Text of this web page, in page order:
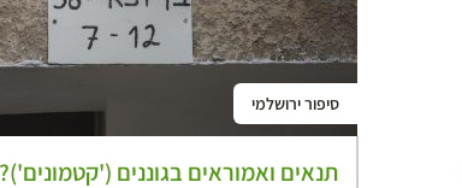
סיפור ירושלמי
תנאים ואמוראים בגוננים ('קטמונים')?